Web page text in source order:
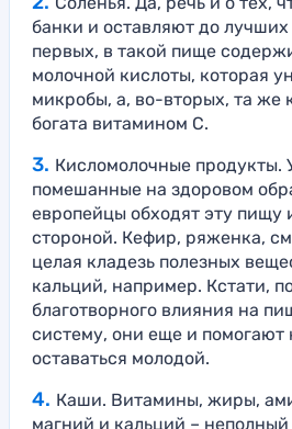
банки и оставляют до
первых, в такой пище
молочной кислоты, которая
микробы, а, во-вторых, та же
богата витамином С.
Кисломолочные продукты.
помешанные на здоровом
европейцы обходят эту пищу
стороной. Кефир, ряженка,
целая кладезь полезных
кальций, например. Кстати,
благотворного влияния на
систему, они еще и
оставаться молодой.
Каши. Витамины, жиры,
магний и кальций –